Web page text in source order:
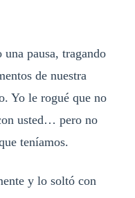
pausa, tragando
de nuestra
Yo le rogué que no
usted… pero no
teníamos.
y lo soltó con